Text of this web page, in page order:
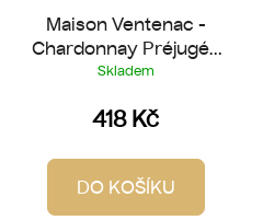
Maison Ventenac -
Chardonnay Préjugés
2025
Skladem
418 Kč
DO KOŠÍKU